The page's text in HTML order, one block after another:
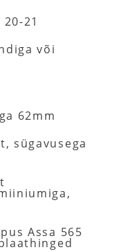
21
või
62mm
sügavusega
Assa 565